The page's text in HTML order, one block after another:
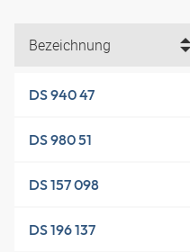
Bezeichnung
DS 940 47
DS 980 51
DS 157 098
DS 196 137